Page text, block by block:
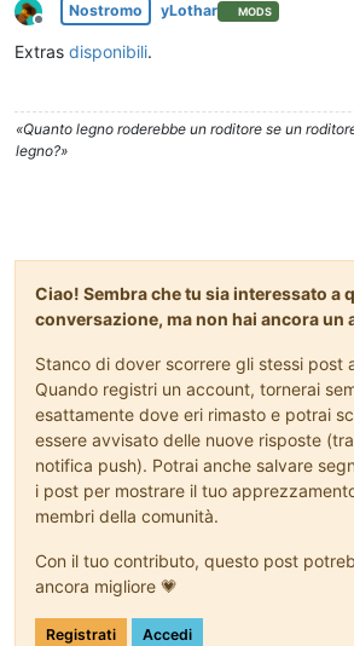
Non in linea
Nostromo yLothar MODS
Extras disponibili.
«Quanto legno roderebbe un roditore se un
legno?»
Ciao! Sembra che tu sia interessato a
conversazione, ma non hai ancora un
Stanco di dover scorrere gli stessi post
Quando registri un account, tornerai
esattamente dove eri rimasto e potrai
essere avvisato delle nuove risposte
notifica push). Potrai anche salvare
i post per mostrare il tuo
membri della comunità.
Con il tuo contributo, questo post
ancora migliore 💗
Registrati Accedi